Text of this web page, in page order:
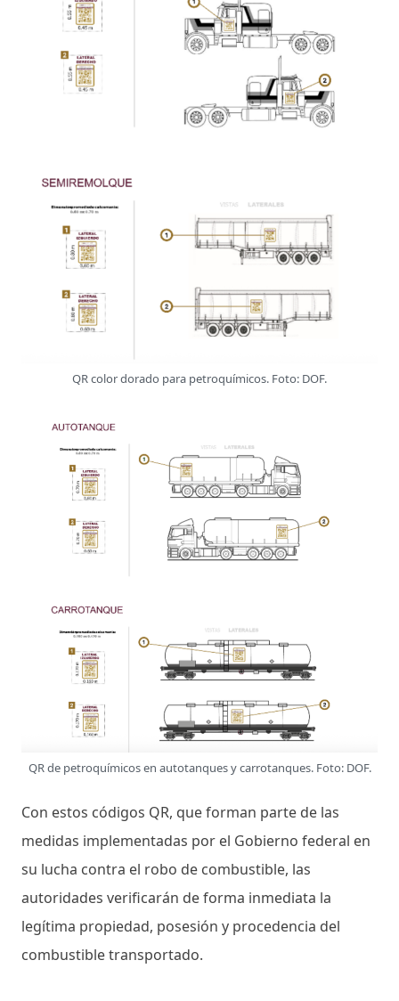
QR color dorado para petroquímicos. Foto: DOF.
QR de petroquímicos en autotanques y carrotanques. Foto: DOF.
Con estos códigos QR, que forman parte de las
medidas implementadas por el Gobierno federal en
su lucha contra el robo de combustible, las
autoridades verificarán de forma inmediata la
legítima propiedad, posesión y procedencia del
combustible transportado.